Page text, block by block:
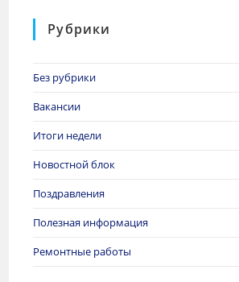
Рубрики
Без рубрики
Вакансии
Итоги недели
Новостной блок
Поздравления
Полезная информация
Ремонтные работы